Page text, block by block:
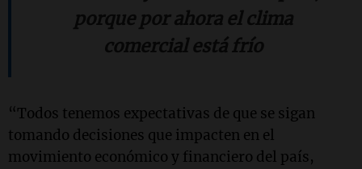
porque por ahora el clima
comercial está frío
“Todos tenemos expectativas de que se sigan
tomando decisiones que impacten en el
movimiento económico y financiero del país,